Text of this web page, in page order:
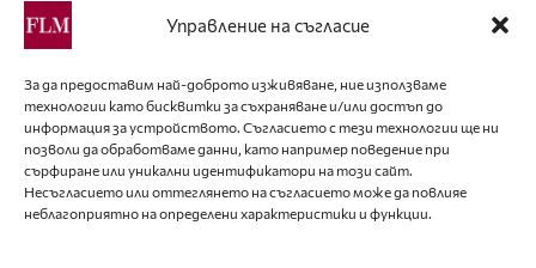
Управление на съгласие
За да предоставим най-доброто изживяване, ние използваме
технологии като бисквитки за съхраняване и/или достъп до
информация за устройството. Съгласието с тези технологии ще ни
позволи да обработваме данни, като например поведение при
сърфиране или уникални идентификатори на този сайт.
Несъгласието или оттеглянето на съгласието може да повлияе
неблагоприятно на определени характеристики и функции.
Политика за бисквитки
За контакти
editor@fashion-lifestyle.net
+359 88 227 33 47
Последвайте ни